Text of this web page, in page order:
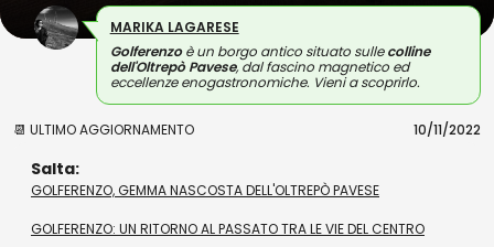
MARIKA LAGARESE
Golferenzoè un borgo antico situato sullecolline
dell'Oltrepò Pavese, dal fascino magnetico ed
eccellenze enogastronomiche. Vieni a scoprirlo.
📆 ULTIMO AGGIORNAMENTO 10/11/2022
Salta:
GOLFERENZO, GEMMA NASCOSTA DELL'OLTREPÒ PAVESE
GOLFERENZO: UN RITORNO AL PASSATO TRA LE VIE DEL CENTRO